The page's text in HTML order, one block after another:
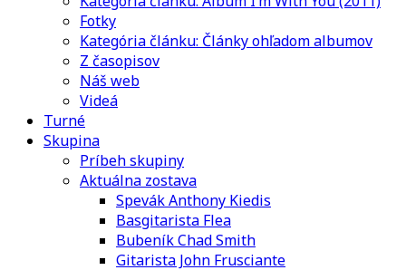
Fotky
Kategória článku: Články ohľadom albumov
Z časopisov
Náš web
Videá
Turné
Skupina
Príbeh skupiny
Aktuálna zostava
Spevák Anthony Kiedis
Basgitarista Flea
Bubeník Chad Smith
Gitarista John Frusciante